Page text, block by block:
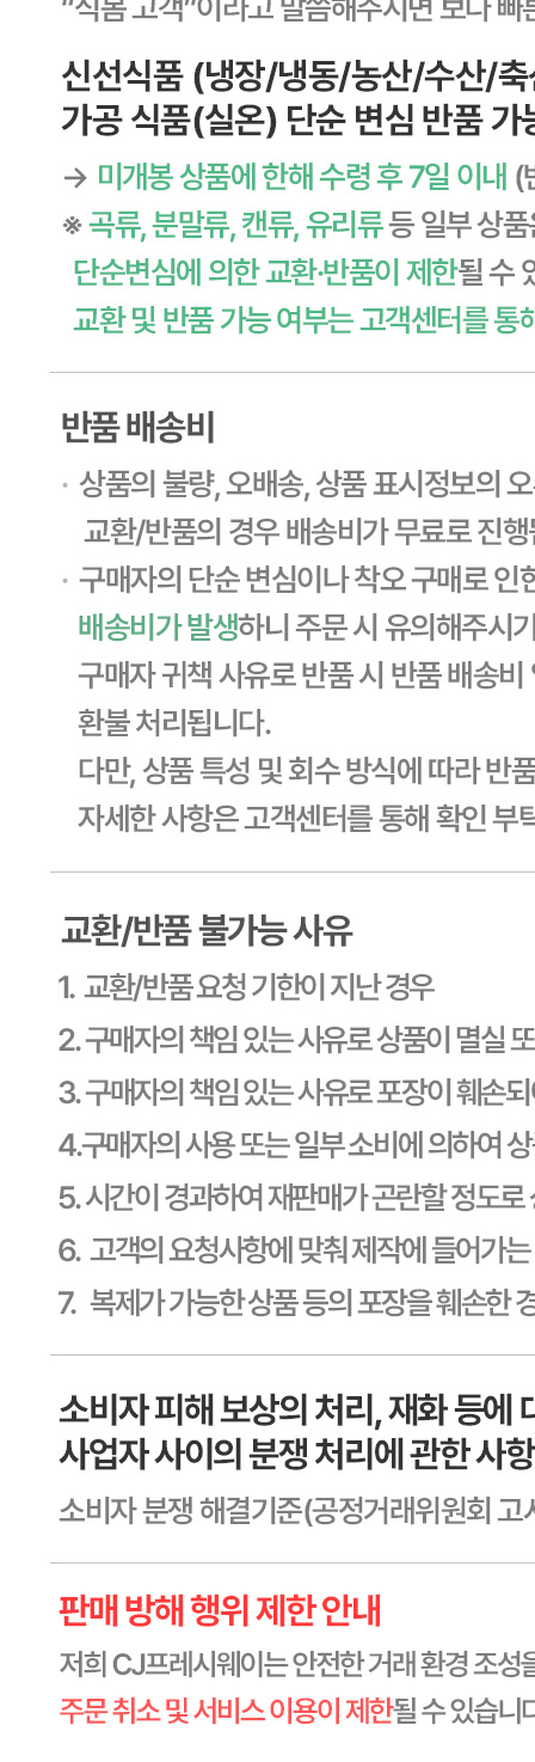
... 🛒 🛒 🛒
국수.냉면.우동류 BEST더보기
판매자 정보
판매자 상호
CJ프레시웨이
사업장 소재지
타) 씨제이프레시웨이
1588-6967
등록번호
통신판매
신고번호
제2011-용인기흥-00129호
식품의 유형
상품상세 참조
상품상세 참조
상품상세 참조
제조연월일
소비기한
포장단위별 용량(중량)
포장단위별 수량
상품상세 참조
원재료명 및 함량
상품상세 참조
영양성분
상세 상품정보 참고
유전자변형식품에 해당하는 경우의 표시
해당사항 없음
수입식품 여부
해당사항 없음
소비자 상담 관련 전화번호
상품상세 참조
반품/교환 정보
판매자명
CJ프레시웨이
문의번호
반품/교환
배송비
반품 배송비: 30,000원
주의사항
전자상거래 등에서의 소비자보호법에 관한 법률에 의거하여
미성년자가 체결한 계약은 법정대리인이 동의하지 않은 경우
본인 또는 법정대리인이 취소할 수 있습니다. 식봄에 등록된
보로는 그 등록내용에 대하여 일체의 책임을 지지 않습니다.
상세 정보 구매 정보 상품 문의
상품 문의 문의글 작성